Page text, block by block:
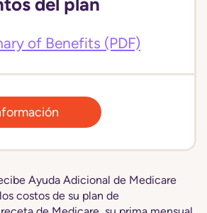
of Benefits (PDF)
Ayuda Adicional de Medicare
costos de su plan de